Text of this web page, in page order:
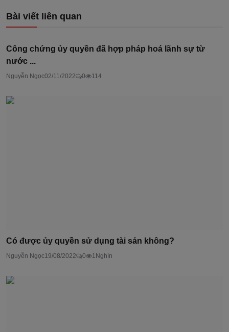
Bài viết liên quan
Công chứng ủy quyền đã hợp pháp hoá lãnh sự từ
nước ...
Nguyễn Ngọc02/11/2022 0 114
Có được ủy quyền sử dụng tài sản không?
Nguyễn Ngọc19/08/2022 0 1Nghìn